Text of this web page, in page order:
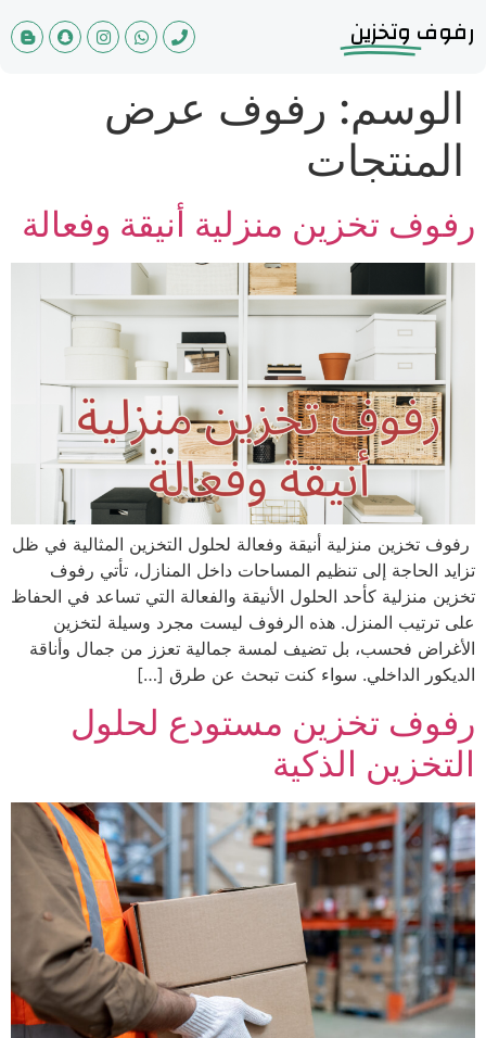
رفوف وتخزين
الوسم: رفوف عرض
المنتجات
رفوف تخزين منزلية أنيقة وفعالة
رفوف تخزين منزلية أنيقة وفعالة لحلول التخزين المثالية في ظل
تزايد الحاجة إلى تنظيم المساحات داخل المنازل، تأتي رفوف
تخزين منزلية كأحد الحلول الأنيقة والفعالة التي تساعد في الحفاظ
على ترتيب المنزل. هذه الرفوف ليست مجرد وسيلة لتخزين
الأغراض فحسب، بل تضيف لمسة جمالية تعزز من جمال وأناقة
الديكور الداخلي. سواء كنت تبحث عن طرق […]
رفوف تخزين مستودع لحلول
التخزين الذكية